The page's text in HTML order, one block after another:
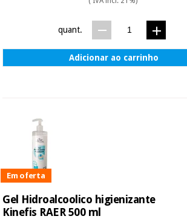
Ortopedia
(liquidação)
sanitário
Veterinária
Ortopedia
quant.
Adicionar ao carrinho
Em oferta
Gel Hidroalcoolico higienizante
Kinefis RAER 500 ml